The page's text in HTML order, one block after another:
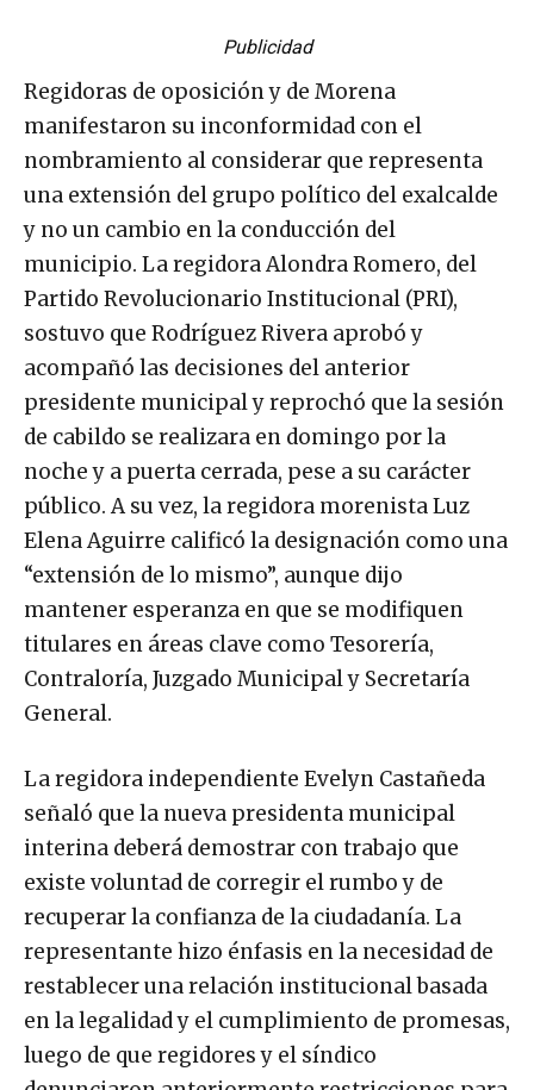
Publicidad
Regidoras de oposición y de Morena
manifestaron su inconformidad con el
nombramiento al considerar que representa
una extensión del grupo político del exalcalde
y no un cambio en la conducción del
municipio. La regidora Alondra Romero, del
Partido Revolucionario Institucional (PRI),
sostuvo que Rodríguez Rivera aprobó y
acompañó las decisiones del anterior
presidente municipal y reprochó que la sesión
de cabildo se realizara en domingo por la
noche y a puerta cerrada, pese a su carácter
público. A su vez, la regidora morenista Luz
Elena Aguirre calificó la designación como una
“extensión de lo mismo”, aunque dijo
mantener esperanza en que se modifiquen
titulares en áreas clave como Tesorería,
Contraloría, Juzgado Municipal y Secretaría
General.
La regidora independiente Evelyn Castañeda
señaló que la nueva presidenta municipal
interina deberá demostrar con trabajo que
existe voluntad de corregir el rumbo y de
recuperar la confianza de la ciudadanía. La
representante hizo énfasis en la necesidad de
restablecer una relación institucional basada
en la legalidad y el cumplimiento de promesas,
luego de que regidores y el síndico